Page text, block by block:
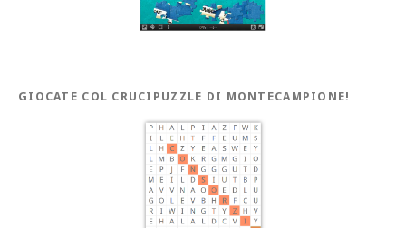
GIOCATE COL CRUCIPUZZLE DI MONTECAMPIONE!